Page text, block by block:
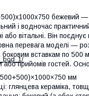
бежевий —
і водночас
або вітальні. Він
перевага моделі —
вставкам по 500
прийомів гостей.
мм
глянцева кераміка,